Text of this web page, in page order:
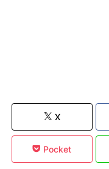
X
Pocket